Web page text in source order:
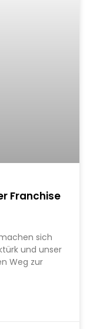
Franchise
sich
und unser
Weg zur